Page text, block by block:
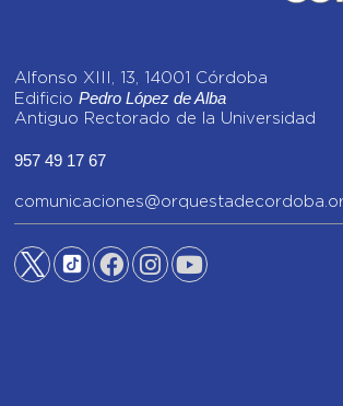
Alfonso XIII, 13, 14001 Córdoba
EdificioPedro López de Alba
Antiguo Rectorado de la Universidad
957 49 17 67